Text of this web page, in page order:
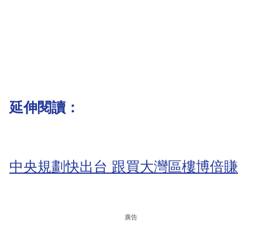
延伸閱讀：
中央規劃快出台 跟買大灣區樓博倍賺
廣告